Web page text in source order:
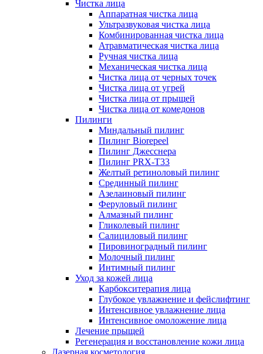
Чистка лица
Аппаратная чистка лица
Ультразвуковая чистка лица
Комбинированная чистка лица
Атравматическая чистка лица
Ручная чистка лица
Механическая чистка лица
Чистка лица от черных точек
Чистка лица от угрей
Чистка лица от прыщей
Чистка лица от комедонов
Пилинги
Миндальный пилинг
Пилинг Biorepeel
Пилинг Джесснера
Пилинг PRX-T33
Желтый ретиноловый пилинг
Срединный пилинг
Азелаиновый пилинг
Феруловый пилинг
Алмазный пилинг
Гликолевый пилинг
Салициловый пилинг
Пировиноградный пилинг
Молочный пилинг
Интимный пилинг
Уход за кожей лица
Карбокситерапия лица
Глубокое увлажнение и фейслифтинг
Интенсивное увлажнение лица
Интенсивное омоложение лица
Лечение прыщей
Регенерация и восстановление кожи лица
Лазерная косметология